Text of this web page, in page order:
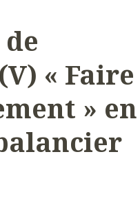
« Faire
» en